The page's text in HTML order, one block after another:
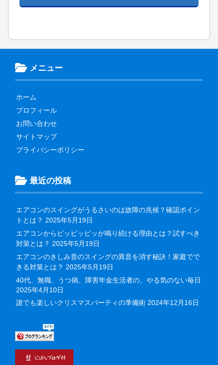
メニュー
ホーム
プロフィール
お問い合わせ
サイトマップ
プライバシーポリシー
最近の投稿
エアコンのスイングがうるさいのは故障の兆候？確認ポイン
トとは？ 2025年5月19日
エアコンからピッピッピッが鳴り続ける理由とは？試すべき
対策とは？ 2025年5月19日
エアコンのきしみ音のスイングの異音を消す秘訣！家庭でで
きる対策とは？ 2025年5月19日
40代、無職、うつ病、障害年金生活者の、やる気のない毎日
2025年4月10日
誰でも楽しいクリスマスパーティの準備術 2024年12月16日